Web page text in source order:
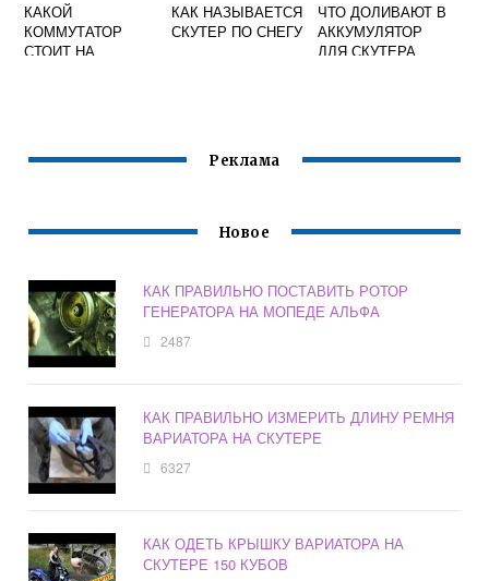
КАКОЙ
КОММУТАТОР
СТОИТ НА
КАК НАЗЫВАЕТСЯ
СКУТЕР ПО СНЕГУ
ЧТО ДОЛИВАЮТ В
АККУМУЛЯТОР
ДЛЯ СКУТЕРА
Реклама
Новое
КАК ПРАВИЛЬНО ПОСТАВИТЬ РОТОР
ГЕНЕРАТОРА НА МОПЕДЕ АЛЬФА
2487
КАК ПРАВИЛЬНО ИЗМЕРИТЬ ДЛИНУ РЕМНЯ
ВАРИАТОРА НА СКУТЕРЕ
6327
КАК ОДЕТЬ КРЫШКУ ВАРИАТОРА НА
СКУТЕРЕ 150 КУБОВ